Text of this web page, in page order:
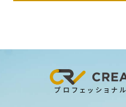
プロフェッショ